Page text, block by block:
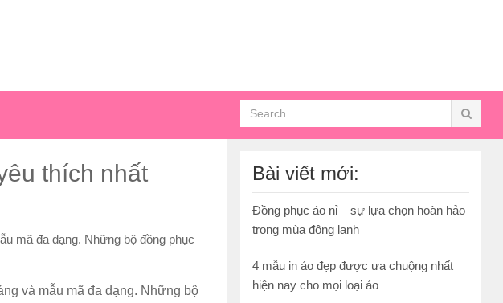
thích nhất
mã đa dạng. Những bộ đồng phục
và mẫu mã đa dạng. Những bộ
Bài viết mới:
Đồng phục áo nỉ – sự lựa chọn hoàn hảo
trong mùa đông lạnh
4 mẫu in áo đẹp được ưa chuộng nhất
hiện nay cho mọi loại áo